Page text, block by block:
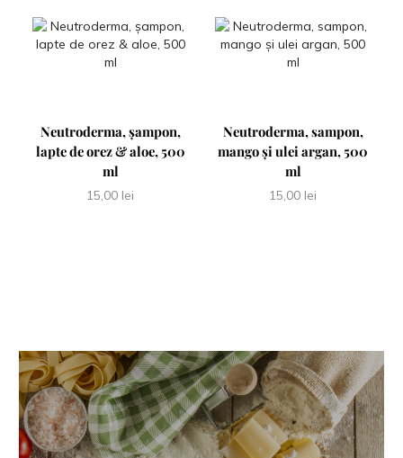
Neutroderma, șampon,
lapte de orez & aloe, 500
ml
15,00 lei
Neutroderma, sampon,
mango și ulei argan, 500
ml
15,00 lei